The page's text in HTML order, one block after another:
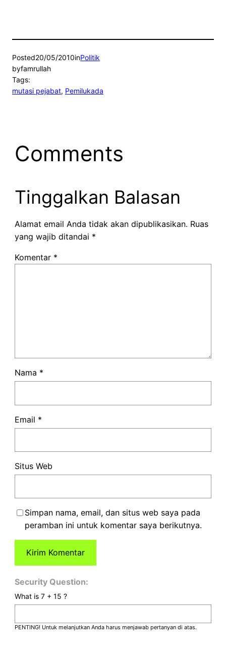
Posted20/05/2010inPolitik
byfamrullah
Tags:
mutasi pejabat, Pemilukada
Comments
Tinggalkan Balasan
Alamat email Anda tidak akan dipublikasikan. Ruas
yang wajib ditandai *
Komentar *
Nama *
Email *
Situs Web
Simpan nama, email, dan situs web saya pada
peramban ini untuk komentar saya berikutnya.
Security Question:
What is 7 + 15 ?
PENTING! Untuk melanjutkan Anda harus menjawab pertanyan di atas.